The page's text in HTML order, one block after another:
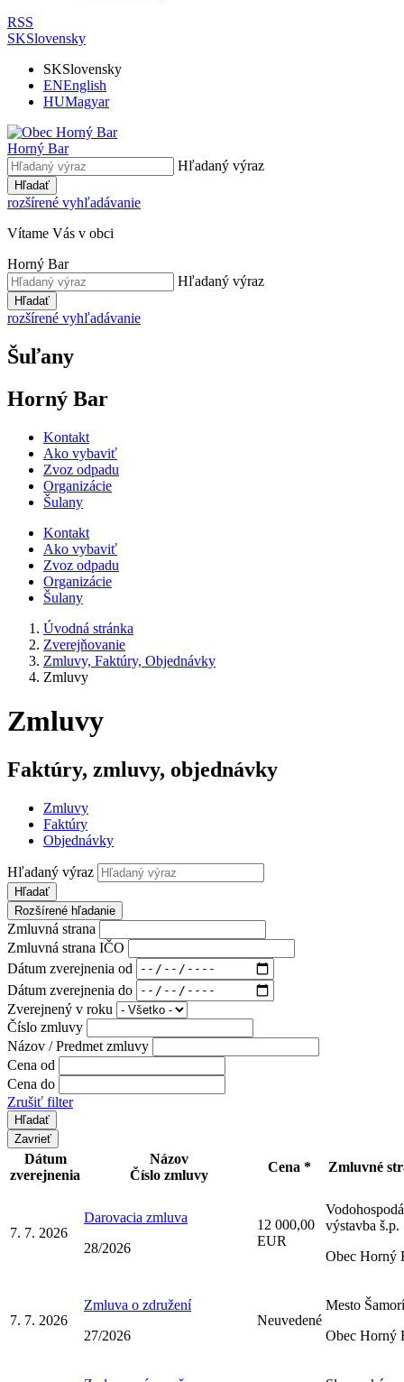
RSS
SKSlovensky
SKSlovensky
ENEnglish
HUMagyar
Horný Bar
Hľadaný výraz
Hľadať
rozšírené vyhľadávanie
Vítame Vás v obci
Horný Bar
Hľadaný výraz
Hľadať
rozšírené vyhľadávanie
Šuľany
Horný Bar
Kontakt
Ako vybaviť
Zvoz odpadu
Organizácie
Šulany
Kontakt
Ako vybaviť
Zvoz odpadu
Organizácie
Šulany
Úvodná stránka
Zverejňovanie
Zmluvy, Faktúry, Objednávky
Zmluvy
Zmluvy
Faktúry, zmluvy, objednávky
Zmluvy
Faktúry
Objednávky
Hľadaný výraz
Hľadať
Rozšírené hľadanie
Zmluvná strana
Zmluvná strana IČO
Dátum zverejnenia od
Dátum zverejnenia do
Zverejnený v roku
Číslo zmluvy
Názov / Predmet zmluvy
Cena od
Cena do
Zrušiť filter
Zavrieť
Dátum
zverejnenia
Názov
Číslo zmluvy
Cena * Zmluvné
7. 7. 2026
Darovacia zmluva
28/2026
12 000,00
EUR
výstavba š.p.
Obec Horný
7. 7. 2026
Zmluva o združení
27/2026
Neuvedené
Mesto
Obec Horný